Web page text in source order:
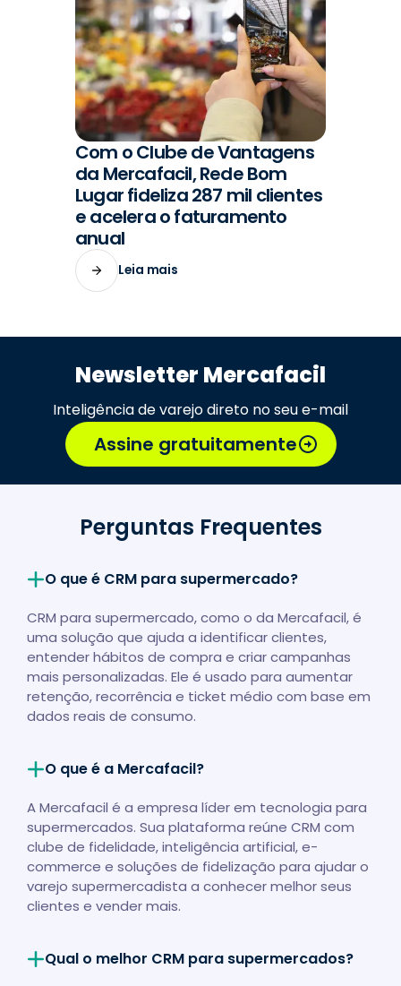
#VENDAS
Com o Clube de Vantagens
da Mercafacil, Rede Bom
Lugar fideliza 287 mil clientes
e acelera o faturamento
anual
Leia mais
Newsletter Mercafacil
Inteligência de varejo direto no seu e-mail
Assine gratuitamente
Perguntas Frequentes
O que é CRM para supermercado?
CRM para supermercado, como o da Mercafacil, é
uma solução que ajuda a identificar clientes,
entender hábitos de compra e criar campanhas
mais personalizadas. Ele é usado para aumentar
retenção, recorrência e ticket médio com base em
dados reais de consumo.
O que é a Mercafacil?
A Mercafacil é a empresa líder em tecnologia para
supermercados. Sua plataforma reúne CRM com
clube de fidelidade, inteligência artificial, e-
commerce e soluções de fidelização para ajudar o
varejo supermercadista a conhecer melhor seus
clientes e vender mais.
Qual o melhor CRM para supermercados?